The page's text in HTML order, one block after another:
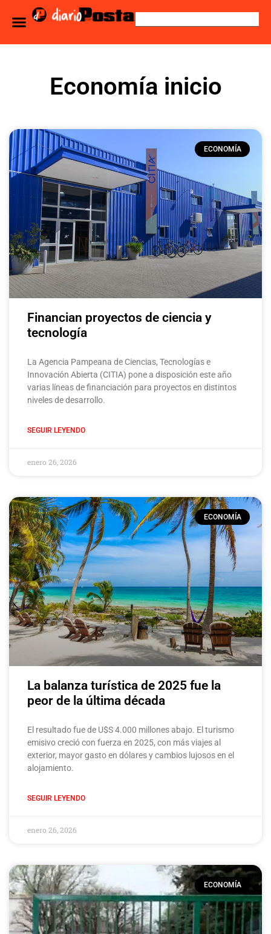
Economía inicio
ECONOMÍA
Financian proyectos de ciencia y
tecnología
La Agencia Pampeana de Ciencias, Tecnologías e
Innovación Abierta (CITIA) pone a disposición este año
varias líneas de financiación para proyectos en distintos
niveles de desarrollo.
SEGUIR LEYENDO
enero 26, 2026
ECONOMÍA
La balanza turística de 2025 fue la
peor de la última década
El resultado fue de U$S 4.000 millones abajo. El turismo
emisivo creció con fuerza en 2025, con más viajes al
exterior, mayor gasto en dólares y cambios lujosos en el
alojamiento.
SEGUIR LEYENDO
enero 26, 2026
ECONOMÍA